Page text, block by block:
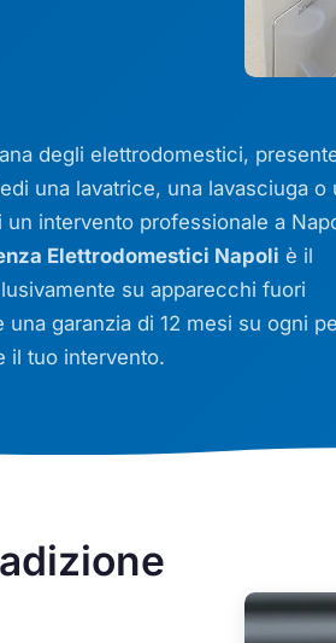
degli elettrodomestici,
una lavatrice, una lavasciuga o
intervento professionale a
Elettrodomestici Napoli è il
su apparecchi fuori
garanzia di 12 mesi su ogni
il tuo intervento.